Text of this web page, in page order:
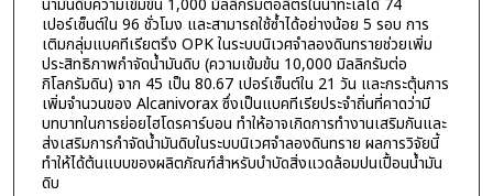
เปอร์เซ็นต์ใน 96 ชั่วโมง และสามารถใช้ซ้ำได้อย่างน้อย 5 รอบ การ
เติมกลุ่มแบคทีเรียตรึง OPK ในระบบนิเวศจำลองดินทรายช่วยเพิ่ม
ประสิทธิภาพกำจัดน้ำมันดิบ (ความเข้มข้น 10,000 มิลลิกรัมต่อ
กิโลกรัมดิน) จาก 45 เป็น 80.67 เปอร์เซ็นต์ใน 21 วัน และกระตุ้นการ
เพิ่มจำนวนของ Alcanivorax ซึ่งเป็นแบคทีเรียประจำถิ่นที่คาดว่ามี
บทบาทในการย่อยไฮโดรคาร์บอน ทำให้อาจเกิดการทำงานเสริมกันและ
ส่งเสริมการกำจัดน้ำมันดิบในระบบนิเวศจำลองดินทราย ผลการวิจัยนี้
ทำให้ได้ต้นแบบของผลิตภัณฑ์สำหรับบำบัดสิ่งแวดล้อมปนเปื้อนน้ำมัน
ดิบ